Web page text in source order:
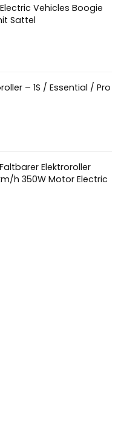
Electric Vehicles Boogie
Sattel
– 1S / Essential / Pro
Elektroroller
h 350W Motor Electric